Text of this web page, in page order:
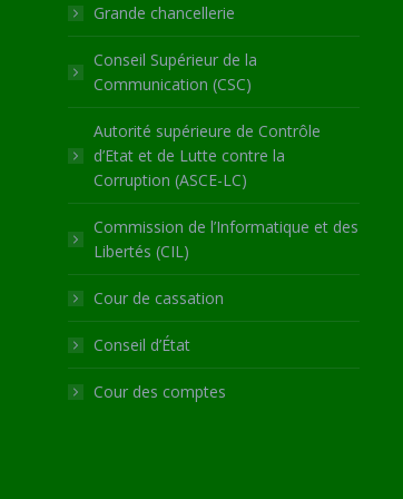
Grande chancellerie
Conseil Supérieur de la
Communication (CSC)
Autorité supérieure de Contrôle
d’Etat et de Lutte contre la
Corruption (ASCE-LC)
Commission de l’Informatique et des
Libertés (CIL)
Cour de cassation
Conseil d’État
Cour des comptes